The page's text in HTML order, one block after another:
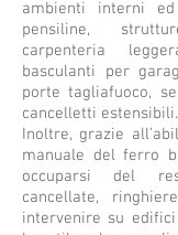
ambienti interni
pensiline,
carpenteria
basculanti per
porte tagliafuoco,
cancelletti estensibili.
Inoltre, grazie
manuale del ferro
occuparsi del
cancellate,
intervenire su